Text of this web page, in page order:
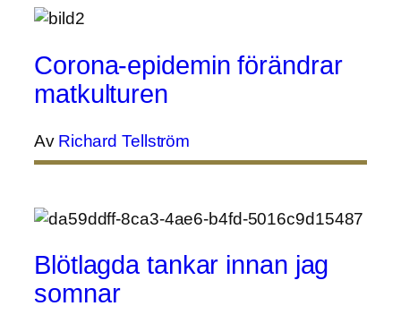
Corona-epidemin förändrar
matkulturen
Av Richard Tellström
Blötlagda tankar innan jag
somnar